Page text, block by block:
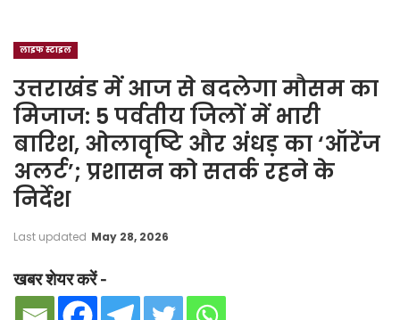
लाइफ स्टाइल
उत्तराखंड में आज से बदलेगा मौसम का
मिजाज: 5 पर्वतीय जिलों में भारी
बारिश, ओलावृष्टि और अंधड़ का ‘ऑरेंज
अलर्ट’; प्रशासन को सतर्क रहने के
निर्देश
Last updated May 28, 2026
खबर शेयर करें -